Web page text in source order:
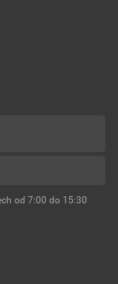
od 7:00 do 15:30